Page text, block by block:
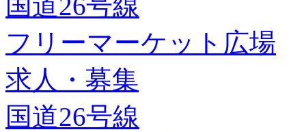
フリーマーケット広場
求人・募集
国道26号線